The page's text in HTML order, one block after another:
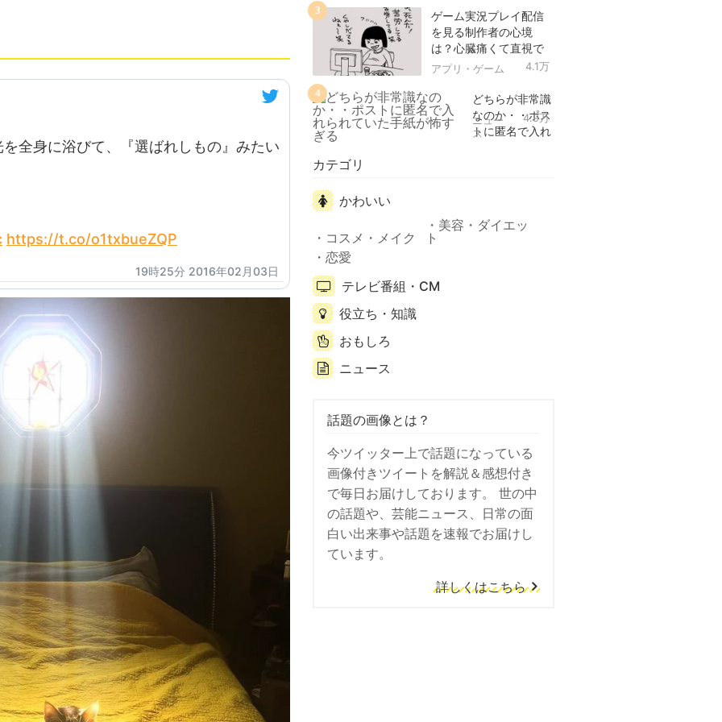
全身に浴びて、『選ばれしもの』みたい
https://t.co/o1txbueZQP
19時25分 2016年02月03日
ゲーム実況プレイ配信
を見る制作者の心境
は？心臓痛くて直視で
きなかった！
アプリ・ゲーム 4.1万
3
どちらが非常識
なのか・・ポス
トに匿名で入れ
ニュー
ス
4.9万
4
カテゴリ
かわいい
コスメ・メイク
美容・ダイエッ
ト
恋愛
テレビ番組・CM
役立ち・知識
おもしろ
ニュース
話題の画像とは？
今ツイッター上で話題になっている
画像付きツイートを解説＆感想付き
で毎日お届けしております。 世の中
の話題や、芸能ニュース、日常の面
白い出来事や話題を速報でお届けし
ています。
詳しくはこちら